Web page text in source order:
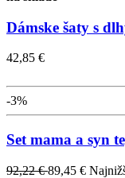
Dámske šaty s
42,85 €
-3%
Set mama a syn
92,22 €89,45 €